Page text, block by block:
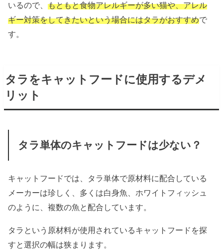
いるので、もともと食物アレルギーが多い猫や、アレル
ギー対策をしてきたいという場合にはタラがおすすめで
す。
タラをキャットフードに使用するデメ
リット
タラ単体のキャットフードは少ない？
キャットフードでは、タラ単体で原材料に配合している
メーカーは珍しく、多くは白身魚、ホワイトフィッシュ
のように、複数の魚と配合しています。
タラという原材料が使用されているキャットフードを探
すと選択の幅は狭まります。